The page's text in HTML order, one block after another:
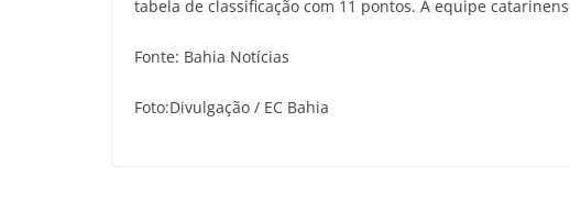
tabela de classificação com 11 pontos. A equipe
Fonte: Bahia Notícias
Foto:Divulgação / EC Bahia